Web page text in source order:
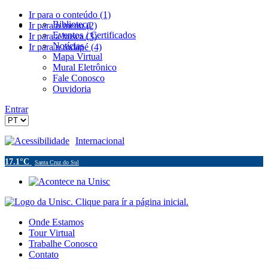
Ir para o conteúdo (1)
Ir para o menu (2)
Ir para a busca (3)
Ir para o rodapé (4)
Biblioteca
Eventos / Certificados
Notícias
Mapa Virtual
Mural Eletrônico
Fale Conosco
Ouvidoria
Entrar
Acessibilidade Internacional
17.1°C Santa Cruz do Sul
Onde Estamos
Tour Virtual
Trabalhe Conosco
Contato